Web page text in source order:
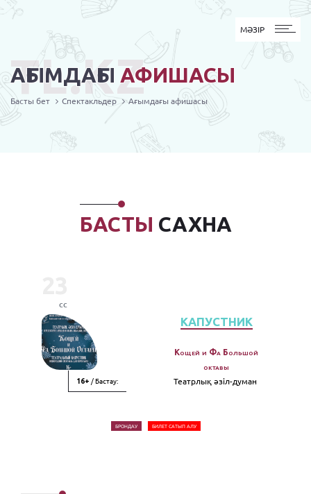
MӘЗІР
МӘЗІР
АҒЫМДАҒЫ АФИШАСЫ
TL.KZ
Басты бет Спектакльдер Ағымдағы афишасы
БАСТЫ САХНА
сс
16+ / Бастау:
КАПУСТНИК
Кощей и Фа Большой
октавы
Театрлық әзiл-думан
БРОНДАУ БИЛЕТ САТЫП АЛУ